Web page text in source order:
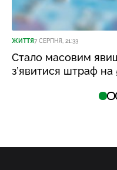
ЖИТТЯ7 СЕРПНЯ, 21:33
Стало масовим
з’явитися штраф на